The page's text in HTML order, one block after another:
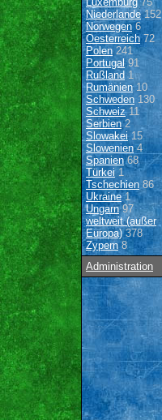
Niederlande152
Norwegen6
Oesterreich72
Polen 241
Portugal91
Rußland 1
Rumänien10
Schweden 130
Schweiz11
Serbien2
Slowakei15
Slowenien4
Spanien68
Türkei1
Tschechien 86
Ukraine1
Ungarn97
weltweit (außer
Europa)378
Zypern8
Administration